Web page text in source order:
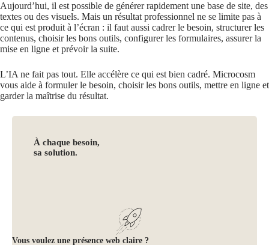
Aujourd’hui, il est possible de générer rapidement une base de site, des
textes ou des visuels. Mais un résultat professionnel ne se limite pas à
ce qui est produit à l’écran : il faut aussi cadrer le besoin, structurer les
contenus, choisir les bons outils, configurer les formulaires, assurer la
mise en ligne et prévoir la suite.
L’IA ne fait pas tout. Elle accélère ce qui est bien cadré. Microcosm
vous aide à formuler le besoin, choisir les bons outils, mettre en ligne et
garder la maîtrise du résultat.
À chaque besoin,
sa solution.
Vous voulez une présence web claire ?